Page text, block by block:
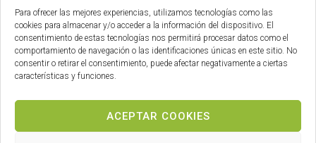
Para ofrecer las mejores experiencias, utilizamos tecnologías como las
cookies para almacenar y/o acceder a la información del dispositivo. El
consentimiento de estas tecnologías nos permitirá procesar datos como el
comportamiento de navegación o las identificaciones únicas en este sitio. No
consentir o retirar el consentimiento, puede afectar negativamente a ciertas
características y funciones.
ACEPTAR COOKIES
AGENDA Y EVENTOS
Información general
INFORMACIÓN LEGAL